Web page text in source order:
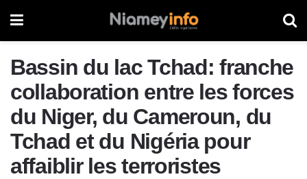
Bassin du lac Tchad: franche
collaboration entre les forces
du Niger, du Cameroun, du
Tchad et du Nigéria pour
affaiblir les terroristes